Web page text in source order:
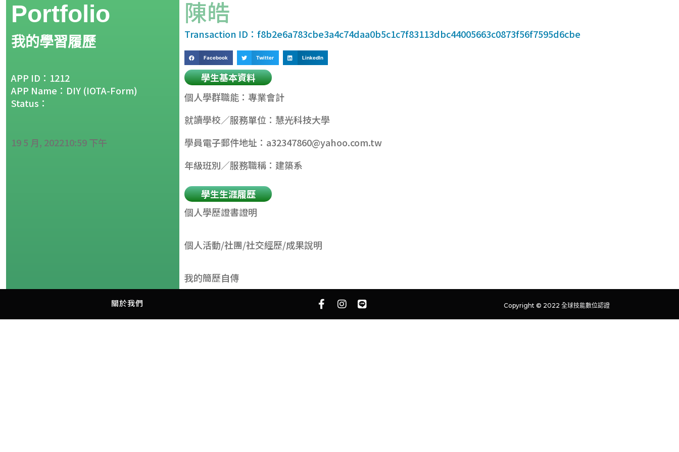
Portfolio
我的學習履歷
APP ID：1212
APP Name：DIY (IOTA-Form)
Status：
19 5 月, 202210:59 下午
陳皓
Transaction ID：f8b2e6a783cbe3a4c74daa0b5c1c7f83113dbc44005663c0873f56f7595d6cbe
Facebook Twitter LinkedIn
學生基本資料
個人學群職能：專業會計
就讀學校／服務單位：慧光科技大學
學員電子郵件地址： a32347860@yahoo.com.tw
年級班別／服務職稱：建築系
學生生涯履歷
個人學歷證書證明
個人活動/社團/社交經歷/成果說明
我的簡歷自傳
關於我們 Copyright © 2022 全球技能數位認證